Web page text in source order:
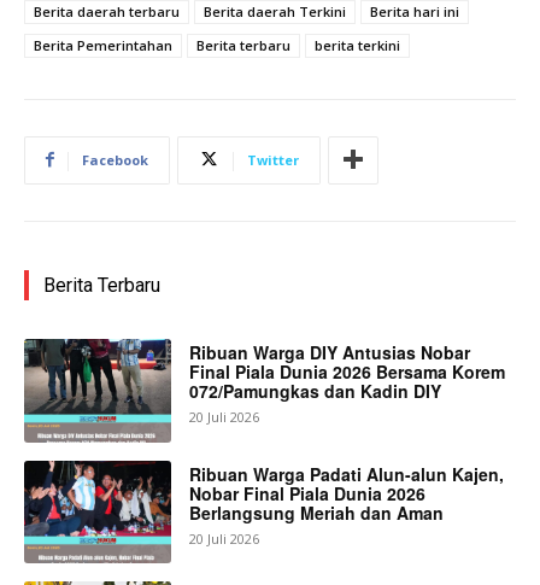
Berita daerah terbaru
Berita daerah Terkini
Berita hari ini
Berita Pemerintahan
Berita terbaru berita terkini
Facebook Twitter
Berita Terbaru
Ribuan Warga DIY Antusias Nobar
Final Piala Dunia 2026 Bersama Korem
072/Pamungkas dan Kadin DIY
20 Juli 2026
Ribuan Warga Padati Alun-alun Kajen,
Nobar Final Piala Dunia 2026
Berlangsung Meriah dan Aman
20 Juli 2026